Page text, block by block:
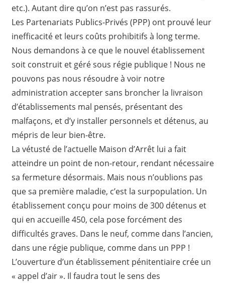
etc.). Autant dire qu’on n’est pas rassurés.
Les Partenariats Publics-Privés (PPP) ont prouvé leur
inefficacité et leurs coûts prohibitifs à long terme.
Nous demandons à ce que le nouvel établissement
soit construit et géré sous régie publique ! Nous ne
pouvons pas nous résoudre à voir notre
administration accepter sans broncher la livraison
d’établissements mal pensés, présentant des
malfaçons, et d’y installer personnels et détenus, au
mépris de leur bien-être.
La vétusté de l’actuelle Maison d’Arrêt lui a fait
atteindre un point de non-retour, rendant nécessaire
sa fermeture désormais. Mais nous n’oublions pas
que sa première maladie, c’est la surpopulation. Un
établissement conçu pour moins de 300 détenus et
qui en accueille 450, cela pose forcément des
difficultés graves. Dans le neuf, comme dans l’ancien,
dans une régie publique, comme dans un PPP !
L’ouverture d’un établissement pénitentiaire crée un
« appel d’air ». Il faudra tout le sens des